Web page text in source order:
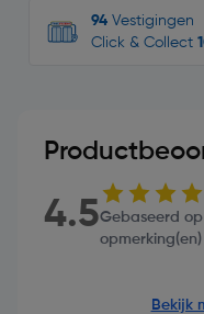
94 Vestigingen
Click & Collect
4.5Gebaseerd
opmerking(en)
Bekijk